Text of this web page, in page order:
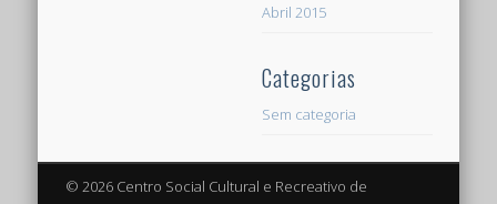
Abril 2015
Categorias
Sem categoria
© 2026 Centro Social Cultural e Recreativo de